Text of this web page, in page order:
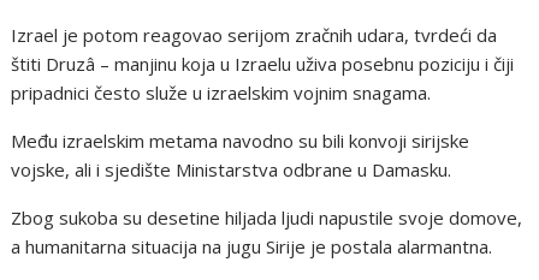
Izrael je potom reagovao serijom zračnih udara, tvrdeći da
štiti Druzâ – manjinu koja u Izraelu uživa posebnu poziciju i čiji
pripadnici često služe u izraelskim vojnim snagama.
Među izraelskim metama navodno su bili konvoji sirijske
vojske, ali i sjedište Ministarstva odbrane u Damasku.
Zbog sukoba su desetine hiljada ljudi napustile svoje domove,
a humanitarna situacija na jugu Sirije je postala alarmantna.